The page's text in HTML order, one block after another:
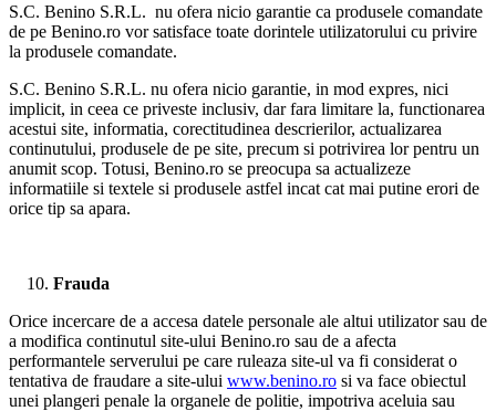
S.C. Benino S.R.L. nu ofera nicio garantie ca produsele comandate
de pe Benino.ro vor satisface toate dorintele utilizatorului cu privire
la produsele comandate.
S.C. Benino S.R.L. nu ofera nicio garantie, in mod expres, nici
implicit, in ceea ce priveste inclusiv, dar fara limitare la, functionarea
acestui site, informatia, corectitudinea descrierilor, actualizarea
continutului, produsele de pe site, precum si potrivirea lor pentru un
anumit scop. Totusi, Benino.ro se preocupa sa actualizeze
informatiile si textele si produsele astfel incat cat mai putine erori de
orice tip sa apara.
Frauda
Orice incercare de a accesa datele personale ale altui utilizator sau de
a modifica continutul site-ului Benino.ro sau de a afecta
performantele serverului pe care ruleaza site-ul va fi considerat o
tentativa de fraudare a site-ului www.benino.ro si va face obiectul
unei plangeri penale la organele de politie, impotriva aceluia sau